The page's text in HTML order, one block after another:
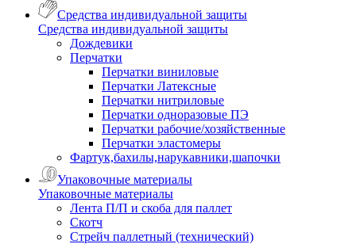
Средства индивидуальной защиты
Средства индивидуальной защиты
Дождевики
Перчатки
Перчатки виниловые
Перчатки Латексные
Перчатки нитриловые
Перчатки одноразовые ПЭ
Перчатки рабочие/хозяйственные
Перчатки эластомеры
Фартук,бахилы,нарукавники,шапочки
Упаковочные материалы
Упаковочные материалы
Лента П/П и скоба для паллет
Скотч
Стрейч паллетный (технический)